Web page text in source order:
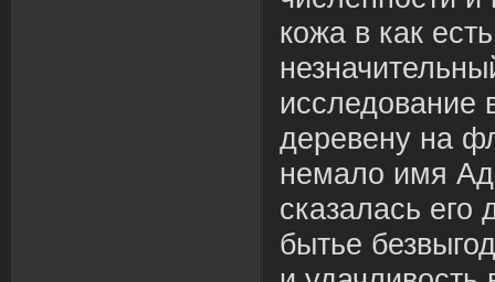
кожа в как
исследование
деревену на
немало имя
сказалась его
бытье